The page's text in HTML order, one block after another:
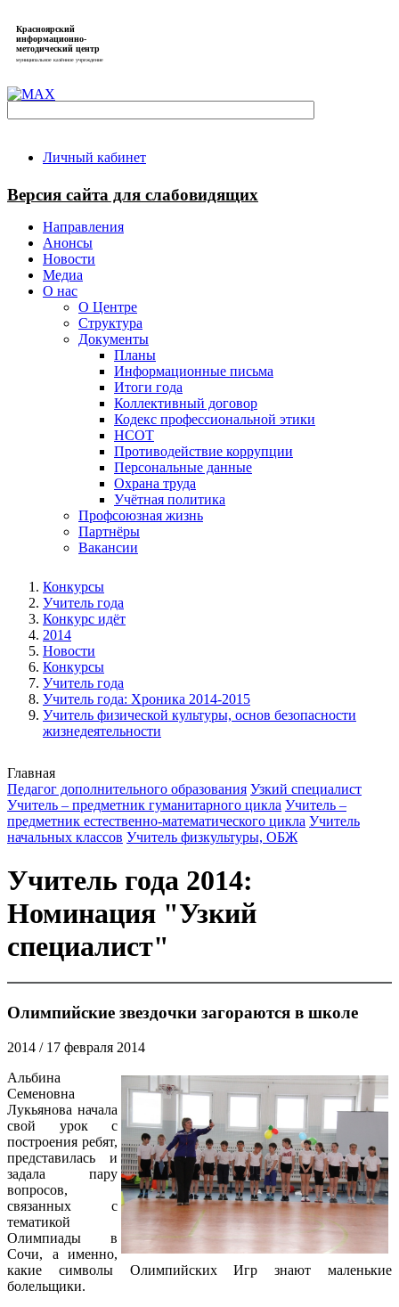
Красноярский
информационно-
методический центр
муниципальное казённое учреждение
Личный кабинет
Версия сайта для слабовидящих
Направления
Анонсы
Новости
Медиа
О нас
О Центре
Структура
Документы
Планы
Информационные письма
Итоги года
Коллективный договор
Кодекс профессиональной этики
НСОТ
Противодействие коррупции
Персональные данные
Охрана труда
Учётная политика
Профсоюзная жизнь
Партнёры
Вакансии
Конкурсы
Учитель года
Конкурс идёт
2014
Новости
Конкурсы
Учитель года
Учитель года: Хроника 2014-2015
Учитель физической культуры, основ безопасности
жизнедеятельности
Главная
Педагог дополнительного образования Узкий специалист
Учитель – предметник гуманитарного цикла Учитель –
предметник естественно-математического цикла Учитель
начальных классов Учитель физкультуры, ОБЖ
Учитель года 2014:
Номинация "Узкий
специалист"
Олимпийские звездочки загораются в школе
2014 / 17 февраля 2014
Альбина
Семеновна
Лукьянова начала
свой урок с
построения ребят,
представилась и
задала пару
вопросов,
связанных с
тематикой
Олимпиады в
Сочи, а именно,
какие символы Олимпийских Игр знают маленькие
болельщики.